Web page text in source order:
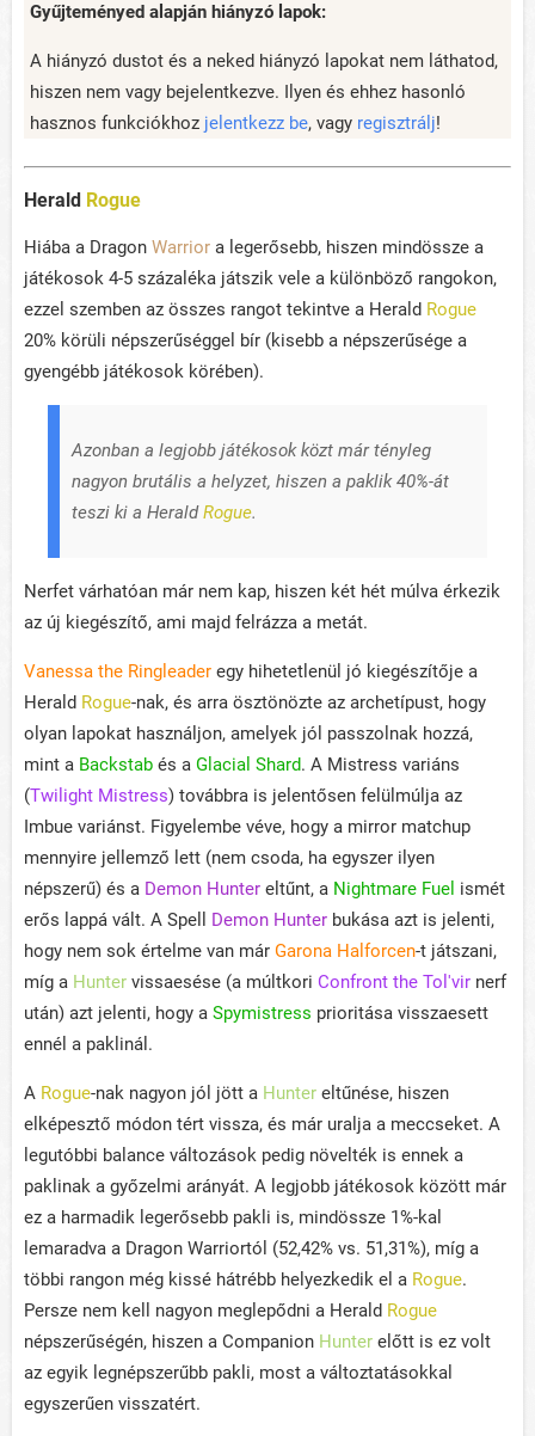
Gyűjteményed alapján hiányzó lapok:
A hiányzó dustot és a neked hiányzó lapokat nem láthatod,
hiszen nem vagy bejelentkezve. Ilyen és ehhez hasonló
hasznos funkciókhoz jelentkezz be, vagy regisztrálj!
Herald Rogue
Hiába a Dragon Warrior a legerősebb, hiszen mindössze a
játékosok 4-5 százaléka játszik vele a különböző rangokon,
ezzel szemben az összes rangot tekintve a Herald Rogue
20% körüli népszerűséggel bír (kisebb a népszerűsége a
gyengébb játékosok körében).
Azonban a legjobb játékosok közt már tényleg
nagyon brutális a helyzet, hiszen a paklik 40%-át
teszi ki a HeraldRogue.
Nerfet várhatóan már nem kap, hiszen két hét múlva érkezik
az új kiegészítő, ami majd felrázza a metát.
Vanessa the Ringleader egy hihetetlenül jó kiegészítője a
Herald Rogue-nak, és arra ösztönözte az archetípust, hogy
olyan lapokat használjon, amelyek jól passzolnak hozzá,
mint a Backstab és a Glacial Shard. A Mistress variáns
(Twilight Mistress) továbbra is jelentősen felülmúlja az
Imbue variánst. Figyelembe véve, hogy a mirror matchup
mennyire jellemző lett (nem csoda, ha egyszer ilyen
népszerű) és a Demon Hunter eltűnt, a Nightmare Fuel ismét
erős lappá vált. A Spell Demon Hunter bukása azt is jelenti,
hogy nem sok értelme van már Garona Halforcen-t játszani,
míg a Hunter vissaesése (a múltkori Confront the Tol'vir nerf
után) azt jelenti, hogy a Spymistress prioritása visszaesett
ennél a paklinál.
A Rogue-nak nagyon jól jött a Hunter eltűnése, hiszen
elképesztő módon tért vissza, és már uralja a meccseket. A
legutóbbi balance változások pedig növelték is ennek a
paklinak a győzelmi arányát. A legjobb játékosok között már
ez a harmadik legerősebb pakli is, mindössze 1%-kal
lemaradva a Dragon Warriortól (52,42% vs. 51,31%), míg a
többi rangon még kissé hátrébb helyezkedik el a Rogue.
Persze nem kell nagyon meglepődni a Herald Rogue
népszerűségén, hiszen a Companion Hunter előtt is ez volt
az egyik legnépszerűbb pakli, most a változtatásokkal
egyszerűen visszatért.